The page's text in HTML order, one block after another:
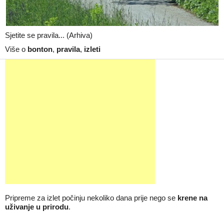
Sjetite se pravila... (Arhiva)
Više o bonton, pravila, izleti
Pripreme za izlet počinju nekoliko dana prije nego se krene na
uživanje u prirodu.